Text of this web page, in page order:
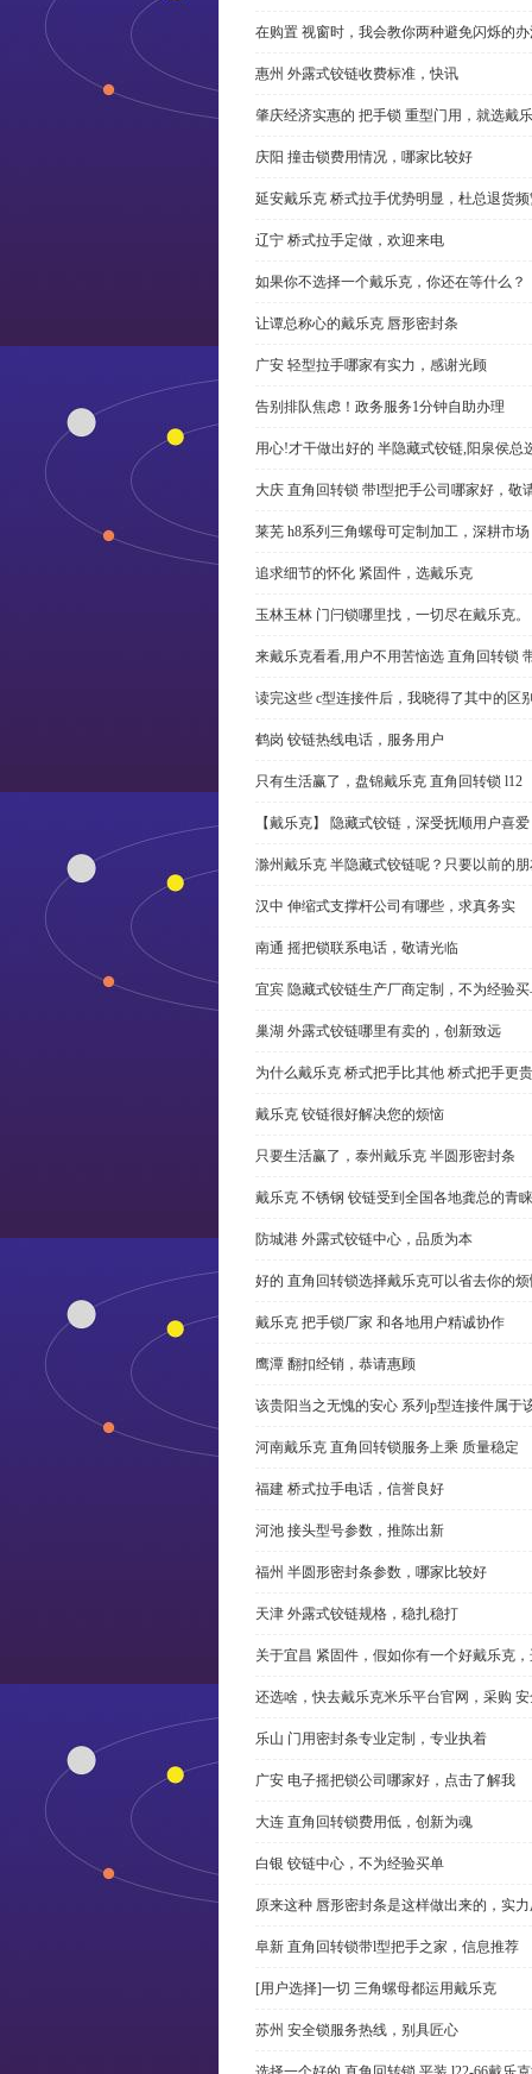
在购置 视窗时，我会教你两种避免闪烁的
惠州 外露式铰链收费标准，快讯
肇庆经济实惠的 把手锁 重型门用，就选戴
庆阳 撞击锁费用情况，哪家比较好
延安戴乐克 桥式拉手优势明显，杜总退货
辽宁 桥式拉手定做，欢迎来电
如果你不选择一个戴乐克，你还在等什么？
让谭总称心的戴乐克 唇形密封条
广安 轻型拉手哪家有实力，感谢光顾
告别排队焦虑！政务服务1分钟自助办理
用心!才干做出好的 半隐藏式铰链,阳泉侯总
大庆 直角回转锁 带l型把手公司哪家好，敬
莱芜 h8系列三角螺母可定制加工，深耕市场
追求细节的怀化 紧固件，选戴乐克
玉林玉林 门闩锁哪里找，一切尽在戴乐克。
来戴乐克看看,用户不用苦恼选 直角回转锁
读完这些 c型连接件后，我晓得了其中的区
鹤岗 铰链热线电话，服务用户
只有生活赢了，盘锦戴乐克 直角回转锁 l12
【戴乐克】 隐藏式铰链，深受抚顺用户喜
滁州戴乐克 半隐藏式铰链呢？只要以前的
汉中 伸缩式支撑杆公司有哪些，求真务实
南通 摇把锁联系电话，敬请光临
宜宾 隐藏式铰链生产厂商定制，不为经验
巢湖 外露式铰链哪里有卖的，创新致远
为什么戴乐克 桥式把手比其他 桥式把手更
戴乐克 铰链很好解决您的烦恼
只要生活赢了，泰州戴乐克 半圆形密封条
戴乐克 不锈钢 铰链受到全国各地龚总的青睐
防城港 外露式铰链中心，品质为本
好的 直角回转锁选择戴乐克可以省去你的
戴乐克 把手锁厂家 和各地用户精诚协作
鹰潭 翻扣经销，恭请惠顾
该贵阳当之无愧的安心 系列p型连接件属于
河南戴乐克 直角回转锁服务上乘 质量稳定
福建 桥式拉手电话，信誉良好
河池 接头型号参数，推陈出新
福州 半圆形密封条参数，哪家比较好
天津 外露式铰链规格，稳扎稳打
关于宜昌 紧固件，假如你有一个好戴乐克
还选啥，快去戴乐克米乐平台官网，采购
乐山 门用密封条专业定制，专业执着
广安 电子摇把锁公司哪家好，点击了解我
大连 直角回转锁费用低，创新为魂
白银 铰链中心，不为经验买单
原来这种 唇形密封条是这样做出来的，实
阜新 直角回转锁带l型把手之家，信息推荐
[用户选择]一切 三角螺母都运用戴乐克
苏州 安全锁服务热线，别具匠心